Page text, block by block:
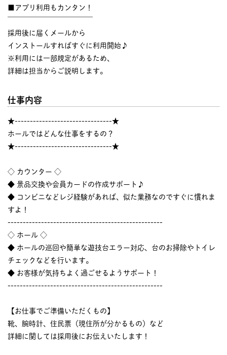
■アプリ利用もカンタン！
採用後に届くメールから
インストールすればすぐに利用開始♪
※利用には一部規定があるため、
詳細は担当からご説明します。
仕事内容
★--------------------------------★
ホールではどんな仕事をするの？
★--------------------------------★
◇ カウンター ◇
◆ 景品交換や会員カードの作成サポート♪
◆ コンビニなどレジ経験があれば、似た業務なのですぐに慣れま
すよ！
---------------------------------------------------
◇ ホール ◇
◆ ホールの巡回や簡単な遊技台エラー対応、台のお掃除やトイレ
チェックなどを行います。
◆ お客様が気持ちよく過ごせるようサポート！
---------------------------------------------------
【お仕事でご準備いただくもの】
靴、腕時計、住民票（現住所が分かるもの）など
詳細に関しては採用後にお伝えいたします！